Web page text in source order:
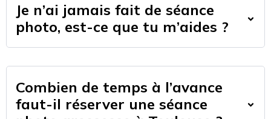
Je n’ai jamais fait de séance
photo, est-ce que tu m’aides ?
Combien de temps à l’avance
faut-il réserver une séance